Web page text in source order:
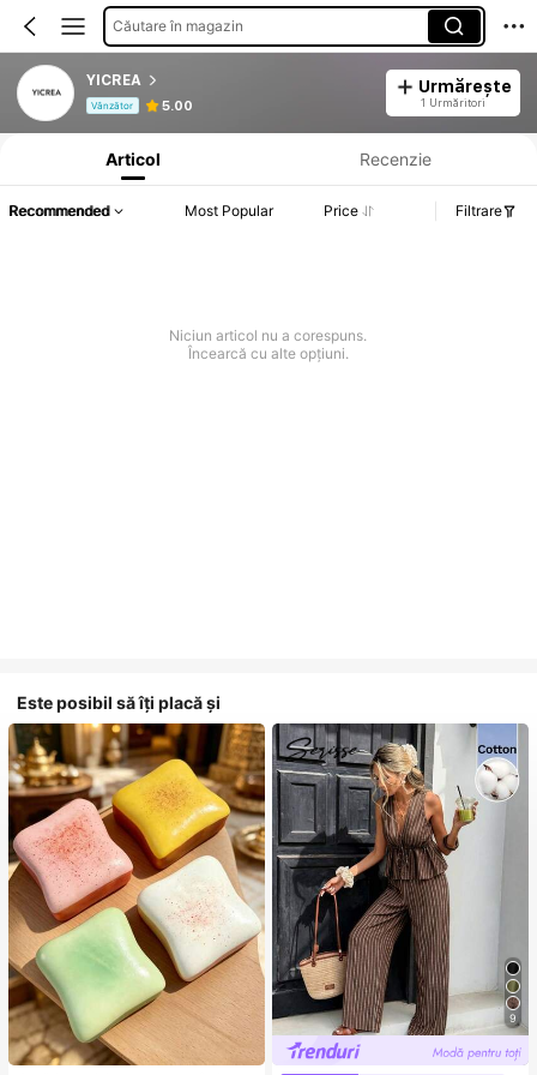
Căutare în magazin
YICREA
Vânzător 5.00
Urmărește
1 Urmăritori
Informații despre produs: Divulgarea prețului, detalii privind vânzările și stocul.
Articol Recenzie
Recommended Most Popular Price Filtrare
Niciun articol nu a corespuns.
Încearcă cu alte opțiuni.
Este posibil să îți placă și
9